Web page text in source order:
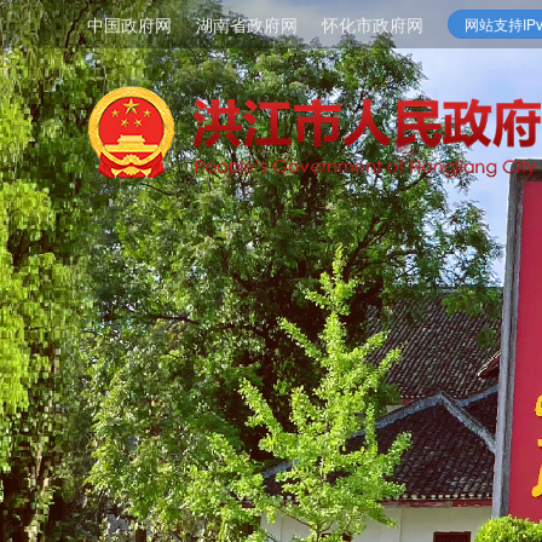
中国政府网 湖南省政府网 怀化市政府网 网站支持